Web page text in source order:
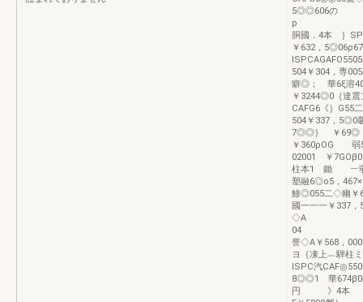
p
胴國．4本 ｝
￥632，
504￥304，専
癖◎； 華6ξ溶
￥3244◎0｛達
CAFG6《｝
504￥337，5◎0
7◎◎｝ ￥
￥360ρOG 弱
02001 ￥
柱本1 鋤 ︸弱
塑融6◎o5，
鯵◎055二◇幽
國一一一￥337
◇A i￥695
04 」一￥
誉◇A￥568，
ヨ｛凍上
lSPC汽
8◎◎1 華
円 》4本